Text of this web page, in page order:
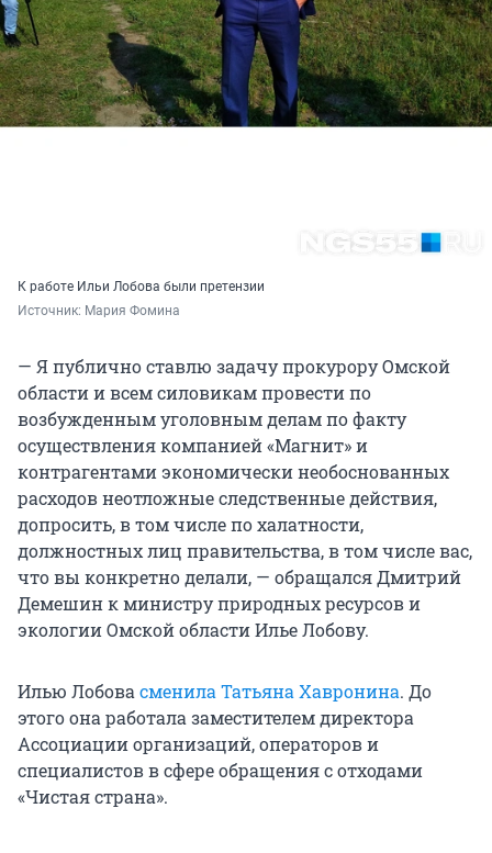
К работе Ильи Лобова были претензии
Источник: Мария Фомина
— Я публично ставлю задачу прокурору Омской
области и всем силовикам провести по
возбужденным уголовным делам по факту
осуществления компанией «Магнит» и
контрагентами экономически необоснованных
расходов неотложные следственные действия,
допросить, в том числе по халатности,
должностных лиц правительства, в том числе вас,
что вы конкретно делали, — обращался Дмитрий
Демешин к министру природных ресурсов и
экологии Омской области Илье Лобову.
Илью Лобова сменила Татьяна Хавронина. До
этого она работала заместителем директора
Ассоциации организаций, операторов и
специалистов в сфере обращения с отходами
«Чистая страна».